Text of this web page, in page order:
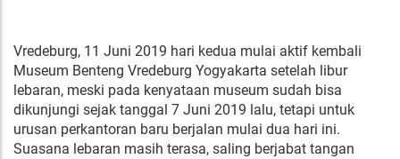
Vredeburg, 11 Juni 2019 hari kedua mulai aktif kembali
Museum Benteng Vredeburg Yogyakarta setelah libur
lebaran, meski pada kenyataan museum sudah bisa
dikunjungi sejak tanggal 7 Juni 2019 lalu, tetapi untuk
urusan perkantoran baru berjalan mulai dua hari ini.
Suasana lebaran masih terasa, saling berjabat tangan